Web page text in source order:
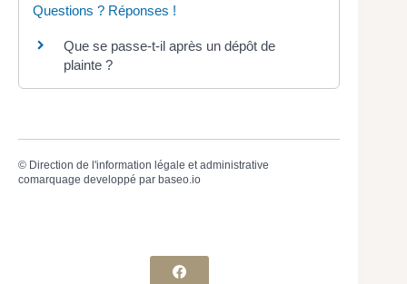
Questions ? Réponses !
Que se passe-t-il après un dépôt de
plainte ?
© Direction de l'information légale et administrative
comarquage developpé par baseo.io